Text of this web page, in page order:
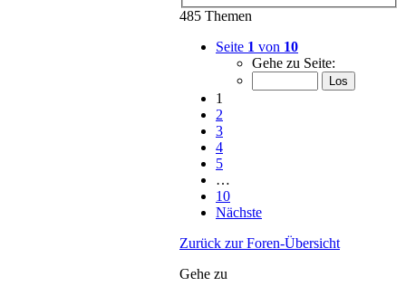
485 Themen
Seite 1 von 10
Gehe zu Seite:
1
2
3
4
5
…
10
Nächste
Zurück zur Foren-Übersicht
Gehe zu